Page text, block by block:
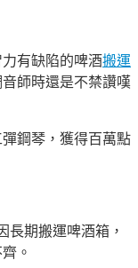
有缺陷的啤酒搬運
師時還是不禁讚嘆
鋼琴，獲得百萬點
長期搬運啤酒箱，
。